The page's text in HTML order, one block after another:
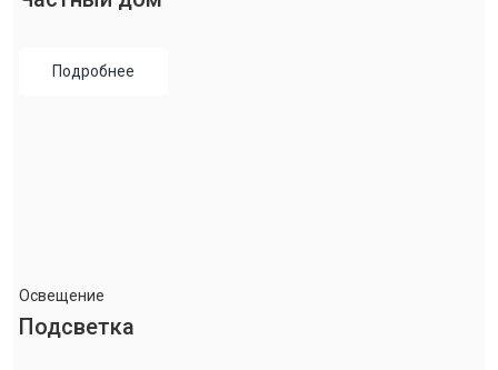
Подробнее
Освещение
Подсветка